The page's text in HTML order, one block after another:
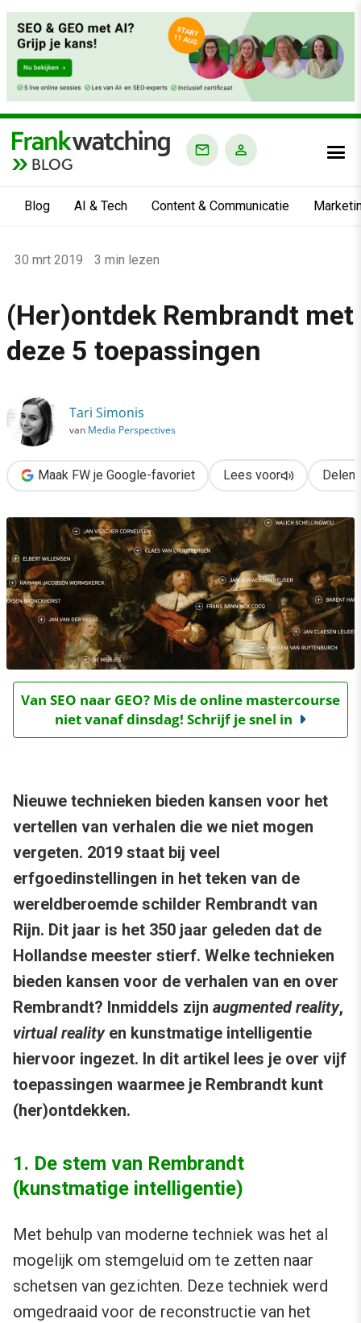
BLOG
Blog AI & Tech Content & Communicatie
›
Alle artikelen
(Her)ontdek Rembrandt met deze 5 toepassingen
30 mrt 2019 3 min lezen
(Her)ontdek Rembrandt met
deze 5 toepassingen
Tari Simonis
van Media Perspectives
Maak FW je Google-favoriet Lees voor Delen
Van SEO naar GEO? Mis de online mastercourse
niet vanaf dinsdag! Schrijf je snel in
Nieuwe technieken bieden kansen voor het
vertellen van verhalen die we niet mogen
vergeten. 2019 staat bij veel
erfgoedinstellingen in het teken van de
wereldberoemde schilder Rembrandt van
Rijn. Dit jaar is het 350 jaar geleden dat de
Hollandse meester stierf. Welke technieken
bieden kansen voor de verhalen van en over
Rembrandt? Inmiddels zijn augmented reality,
virtual realityen kunstmatige intelligentie
hiervoor ingezet. In dit artikel lees je over vijf
toepassingen waarmee je Rembrandt kunt
(her)ontdekken.
1. De stem van Rembrandt
(kunstmatige intelligentie)
Met behulp van moderne techniek was het al
mogelijk om stemgeluid om te zetten naar
schetsen van gezichten. Deze techniek werd
omgedraaid voor de reconstructie van het